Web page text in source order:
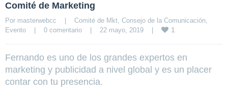
Comité de Marketing
Por masterwebcc Comité de Mkt, Consejo de la Comunicación
Evento
0 comentario 22 mayo, 2019 1
Fernando es uno de los grandes expertos en
marketing y publicidad a nivel global y es un placer
contar con tu presencia.